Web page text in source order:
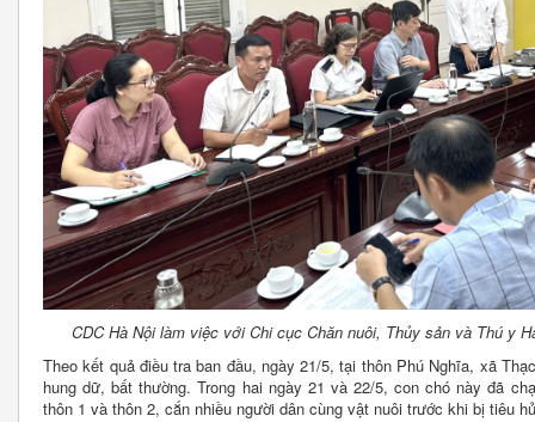
CDC Hà Nội làm việc với Chi cục Chăn nuôi, Thủy sản và Thú y
Theo kết quả điều tra ban đầu, ngày 21/5, tại thôn Phú Nghĩa, xã
hung dữ, bất thường. Trong hai ngày 21 và 22/5, con chó này đã
thôn 1 và thôn 2, cắn nhiều người dân cùng vật nuôi trước khi bị tiêu